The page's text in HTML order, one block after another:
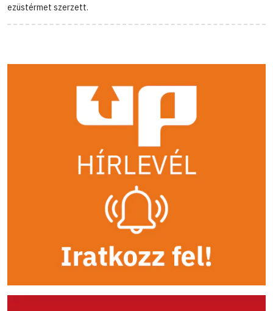
ezüstérmet szerzett.